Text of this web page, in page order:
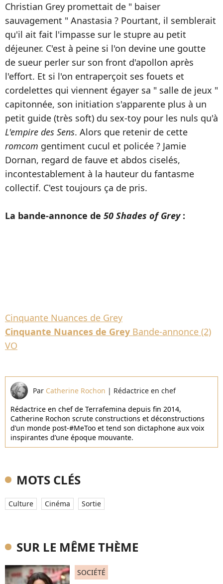
Christian Grey promettait de " baiser
sauvagement " Anastasia ? Pourtant, il semblerait
qu'il ait fait l'impasse sur le stupre au petit
déjeuner. C'est à peine si l'on devine une goutte
de sueur perler sur son front d'apollon après
l'effort. Et si l'on entraperçoit ses fouets et
cordelettes qui viennent égayer sa " salle de jeux "
capitonnée, son initiation s'apparente plus à un
petit guide (très soft) du sex-toy pour les nuls qu'à
L'empire des Sens. Alors que retenir de cette
romcom gentiment cucul et policée ? Jamie
Dornan, regard de fauve et abdos ciselés,
incontestablement à la hauteur du fantasme
collectif. C'est toujours ça de pris.
La bande-annonce de 50 Shades of Grey:
Cinquante Nuances de Grey
Cinquante Nuances de Grey Bande-annonce (2)
VO
Par Catherine Rochon | Rédactrice en chef
Rédactrice en chef de Terrafemina depuis fin 2014,
Catherine Rochon scrute constructions et déconstructions
d’un monde post-#MeToo et tend son dictaphone aux voix
inspirantes d’une époque mouvante.
MOTS CLÉS
Culture Cinéma Sortie
SUR LE MÊME THÈME
SOCIÉTÉ